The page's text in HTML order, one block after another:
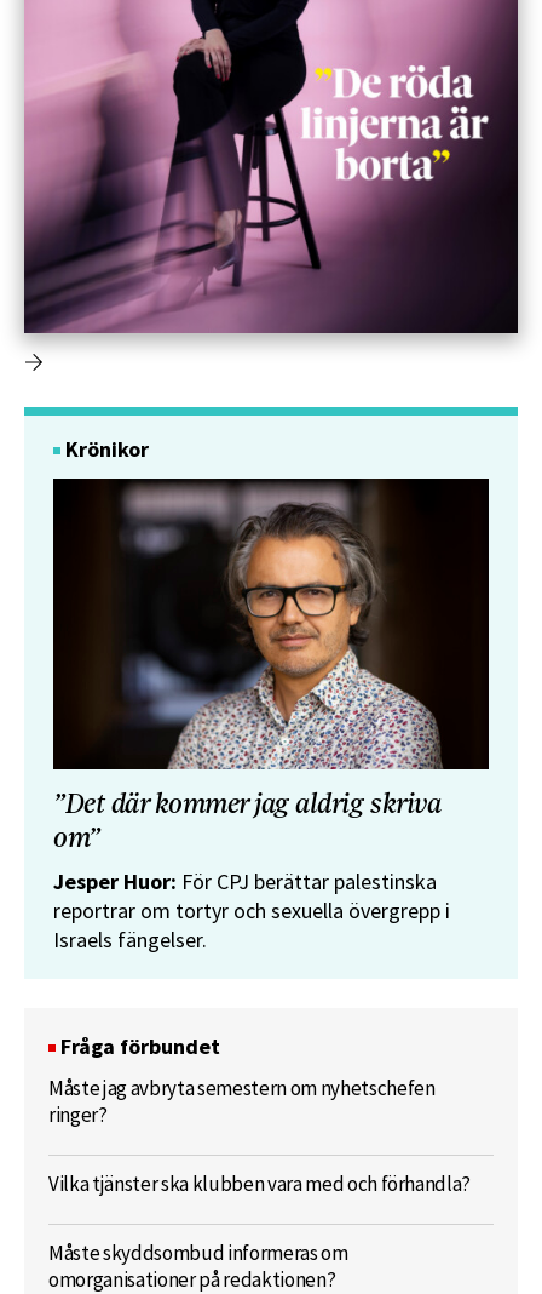
Krönikor
”Det där kommer jag aldrig skriva
om”
Jesper Huor: För CPJ berättar palestinska
reportrar om tortyr och sexuella övergrepp i
Israels fängelser.
Fråga förbundet
Måste jag avbryta semestern om nyhetschefen
ringer?
Vilka tjänster ska klubben vara med och förhandla?
Måste skyddsombud informeras om
omorganisationer på redaktionen?